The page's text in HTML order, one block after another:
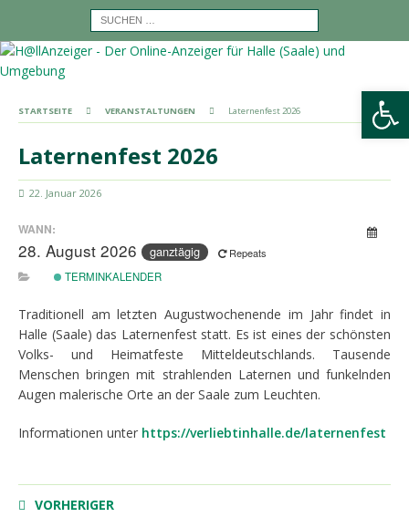
STARTSEITE VERANSTALTUNGEN Laternenfest 2026
Laternenfest 2026
22. Januar 2026
WANN:
28. August 2026 ganztägig
Repeats
TERMINKALENDER
Traditionell am letzten Augustwochenende im Jahr findet in
Halle (Saale) das Laternenfest statt. Es ist eines der schönsten
Volks- und Heimatfeste Mitteldeutschlands. Tausende
Menschen bringen mit strahlenden Laternen und funkelnden
Augen malerische Orte an der Saale zum Leuchten.
Informationen unter https://verliebtinhalle.de/laternenfest
VORHERIGER
Werkzeugleiste öffnen